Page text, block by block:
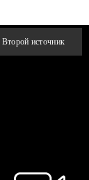
Второй источник